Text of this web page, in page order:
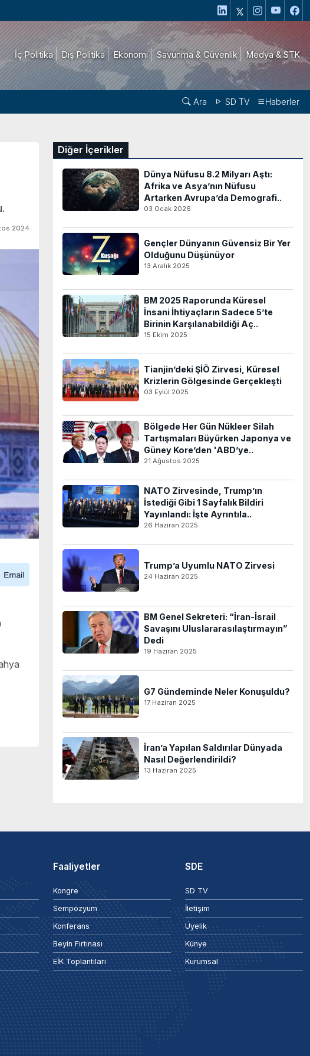
İç Politika Dış Politika Ekonomi Savunma & Güvenlik Medya & STK
Ara SD TV Haberler
2024
Diğer İçerikler
Dünya Nüfusu 8.2 Milyarı Aştı:
Afrika ve Asya’nın Nüfusu
Artarken Avrupa’da Demografi..
03 Ocak 2026
Gençler Dünyanın Güvensiz Bir Yer
Olduğunu Düşünüyor
13 Aralık 2025
BM 2025 Raporunda Küresel
İnsani İhtiyaçların Sadece 5’te
Birinin Karşılanabildiği Aç..
15 Ekim 2025
Tianjin’deki ŞİÖ Zirvesi, Küresel
Krizlerin Gölgesinde Gerçekleşti
03 Eylül 2025
Bölgede Her Gün Nükleer Silah
Tartışmaları Büyürken Japonya ve
Güney Kore’den 'ABD’ye..
21 Ağustos 2025
NATO Zirvesinde, Trump’ın
İstediği Gibi 1 Sayfalık Bildiri
Yayınlandı: İşte Ayrıntıla..
26 Haziran 2025
Trump’a Uyumlu NATO Zirvesi
24 Haziran 2025
BM Genel Sekreteri: “İran-İsrail
Savaşını Uluslararasılaştırmayın”
Dedi
19 Haziran 2025
G7 Gündeminde Neler Konuşuldu?
17 Haziran 2025
İran’a Yapılan Saldırılar Dünyada
Nasıl Değerlendirildi?
13 Haziran 2025
Faaliyetler
Kongre
Sempozyum
Konferans
Beyin Fırtınası
EİK Toplantıları
SDE
SD TV
İletişim
Üyelik
Künye
Kurumsal